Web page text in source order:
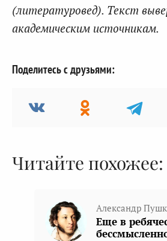
(литературовед). Текст
академическим источникам.
Поделитесь с друзьями:
Читайте похожее:
Александр
Еще в